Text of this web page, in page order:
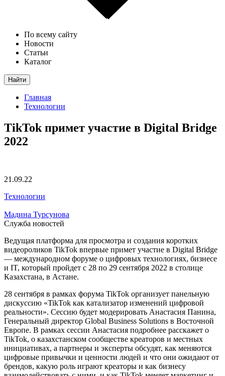
По всему сайту
Новости
Статьи
Каталог
Найти
Главная
Технологии
TikTok примет участие в Digital Bridge
2022
21.09.22
Технологии
Мадина Турсунова
Служба новостей
Ведущая платформа для просмотра и создания коротких
видеороликов TikTok впервые примет участие в Digital Bridge
— международном форуме о цифровых технологиях, бизнесе
и IT, который пройдет с 28 по 29 сентября 2022 в столице
Казахстана, в Астане.
28 сентября в рамках форума TikTok организует панельную
дискуссию «TikTok как катализатор изменений цифровой
реальности». Сессию будет модерировать Анастасия Панина,
Генеральный директор Global Business Solutions в Восточной
Европе. В рамках сессии Анастасия подробнее расскажет о
TikTok, о казахстанском сообществе креаторов и местных
инициативах, а партнеры и эксперты обсудят, как меняются
цифровые привычки и ценности людей и что они ожидают от
брендов, какую роль играют креаторы и как бизнесу